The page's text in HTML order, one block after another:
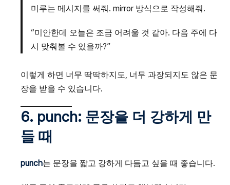
미루는 메시지를 써줘. mirror 방식으로 작성해줘.
“미안한데 오늘은 조금 어려울 것 같아. 다음 주에 다
시 맞춰볼 수 있을까?”
이렇게 하면 너무 딱딱하지도, 너무 과장되지도 않은 문
장을 받을 수 있습니다.
6. punch: 문장을 더 강하게 만
들 때
punch는 문장을 짧고 강하게 다듬고 싶을 때 좋습니다.